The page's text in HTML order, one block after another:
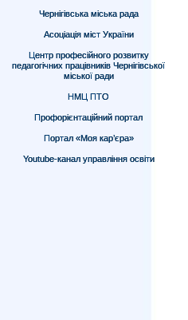
Чернігівська міська рада
Асоціація міст України
Центр професійного розвитку
педагогічних працівників Чернігівської
міської ради
НМЦ ПТО
Профорієнтаційний портал
Портал «Моя кар’єра»
Youtube-канал управління освіти